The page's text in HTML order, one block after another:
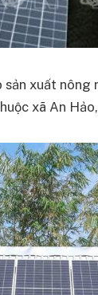
xuất nông
xã An